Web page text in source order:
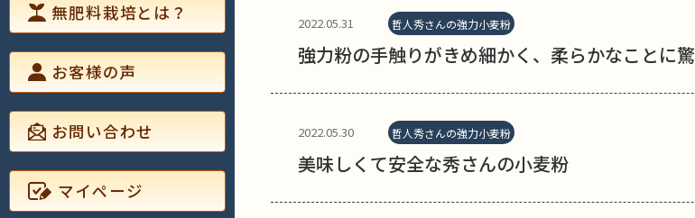
無肥料栽培とは？
お客様の声
お問い合わせ
マイページ
2022.05.31 哲人秀さんの強力小麦粉
強力粉の手触りがきめ細かく、柔らかなことに
2022.05.30 哲人秀さんの強力小麦粉
美味しくて安全な秀さんの小麦粉